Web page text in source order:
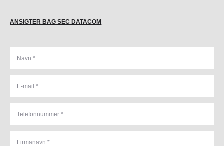
ANSIGTER BAG SEC DATACOM